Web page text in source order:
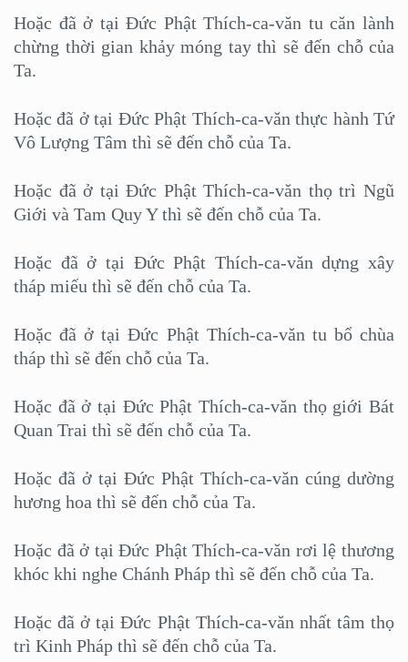
Hoặc đã ở tại Đức Phật Thích-ca-văn tu căn lành
chừng thời gian khảy móng tay thì sẽ đến chỗ của
Ta.
Hoặc đã ở tại Đức Phật Thích-ca-văn thực hành Tứ
Vô Lượng Tâm thì sẽ đến chỗ của Ta.
Hoặc đã ở tại Đức Phật Thích-ca-văn thọ trì Ngũ
Giới và Tam Quy Y thì sẽ đến chỗ của Ta.
Hoặc đã ở tại Đức Phật Thích-ca-văn dựng xây
tháp miếu thì sẽ đến chỗ của Ta.
Hoặc đã ở tại Đức Phật Thích-ca-văn tu bổ chùa
tháp thì sẽ đến chỗ của Ta.
Hoặc đã ở tại Đức Phật Thích-ca-văn thọ giới Bát
Quan Trai thì sẽ đến chỗ của Ta.
Hoặc đã ở tại Đức Phật Thích-ca-văn cúng dường
hương hoa thì sẽ đến chỗ của Ta.
Hoặc đã ở tại Đức Phật Thích-ca-văn rơi lệ thương
khóc khi nghe Chánh Pháp thì sẽ đến chỗ của Ta.
Hoặc đã ở tại Đức Phật Thích-ca-văn nhất tâm thọ
trì Kinh Pháp thì sẽ đến chỗ của Ta.